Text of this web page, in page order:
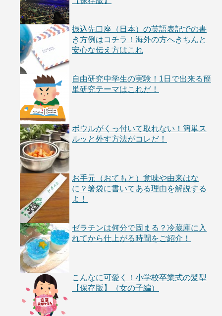
振込先口座（日本）の英語表記での書
き方例はコチラ！海外の方へきちんと
安心な伝え方はこれ
自由研究中学生の実験！1日で出来る簡
単研究テーマはこれだ！
ボウルがくっ付いて取れない！簡単ス
ルッと外す方法がコレだ！
お手元（おてもと）意味や由来はな
に？箸袋に書いてある理由を解説する
よ！
ゼラチンは何分で固まる？冷蔵庫に入
れてから仕上がる時間をご紹介！
こんなに可愛く！小学校卒業式の髪型
【保存版】（女の子編）